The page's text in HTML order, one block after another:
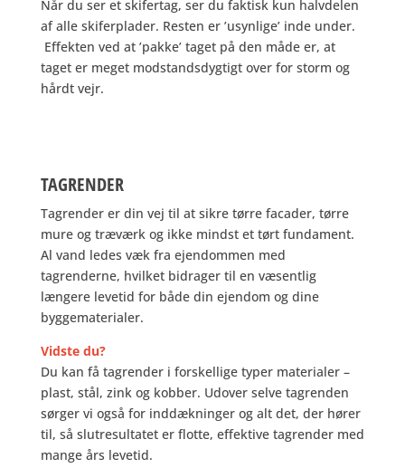
Når du ser et skifertag, ser du faktisk kun halvdelen
af alle skiferplader. Resten er ’usynlige’ inde under.
Effekten ved at ’pakke’ taget på den måde er, at
taget er meget modstandsdygtigt over for storm og
hårdt vejr.
TAGRENDER
Tagrender er din vej til at sikre tørre facader, tørre
mure og træværk og ikke mindst et tørt fundament.
Al vand ledes væk fra ejendommen med
tagrenderne, hvilket bidrager til en væsentlig
længere levetid for både din ejendom og dine
byggematerialer.
Vidste du?
Du kan få tagrender i forskellige typer materialer –
plast, stål, zink og kobber. Udover selve tagrenden
sørger vi også for inddækninger og alt det, der hører
til, så slutresultatet er flotte, effektive tagrender med
mange års levetid.